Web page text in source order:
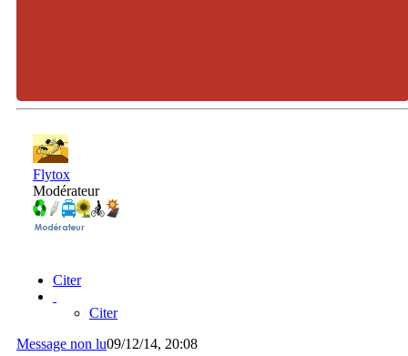
Flytox
Modérateur
Citer
Citer
Message non lu09/12/14, 20:08